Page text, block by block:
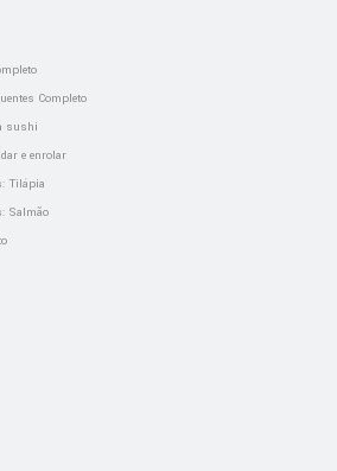
Completo
sushi
e enrolar
Tilápia
Salmão